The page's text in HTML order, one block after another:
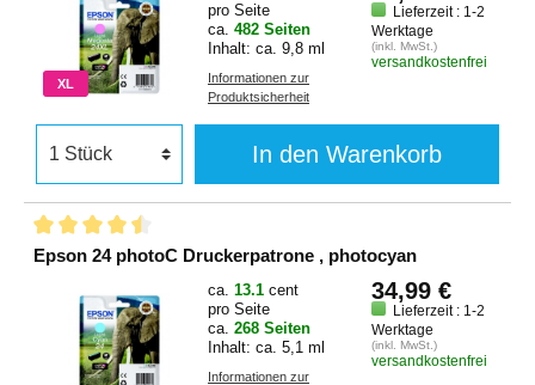
XL
pro Seite
ca. 482 Seiten
Inhalt: ca. 9,8 ml
Informationen zur
Produktsicherheit
Lieferzeit : 1-2
Werktage
(inkl. MwSt.)
versandkostenfrei
In den Warenkorb
Epson 24 photoC Druckerpatrone , photocyan
ca. 13.1 cent
pro Seite
ca. 268 Seiten
Inhalt: ca. 5,1 ml
Informationen zur
34,99 €
Lieferzeit : 1-2
Werktage
(inkl. MwSt.)
versandkostenfrei